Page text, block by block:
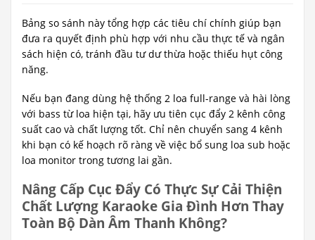
Bảng so sánh này tổng hợp các tiêu chí chính giúp bạn
đưa ra quyết định phù hợp với nhu cầu thực tế và ngân
sách hiện có, tránh đầu tư dư thừa hoặc thiếu hụt công
năng.
Nếu bạn đang dùng hệ thống 2 loa full-range và hài lòng
với bass từ loa hiện tại, hãy ưu tiên cục đẩy 2 kênh công
suất cao và chất lượng tốt. Chỉ nên chuyển sang 4 kênh
khi bạn có kế hoạch rõ ràng về việc bổ sung loa sub hoặc
loa monitor trong tương lai gần.
Nâng Cấp Cục Đẩy Có Thực Sự Cải Thiện
Chất Lượng Karaoke Gia Đình Hơn Thay
Toàn Bộ Dàn Âm Thanh Không?